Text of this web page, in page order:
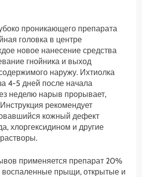
проникающего препарата
головка в центре
новое нанесение средства
гнойника и выход
наружу. Ихтиолка
4-5 дней после начала
неделю нарыв прорывает,
рекомендует
кожный дефект
хлоргексидином и другие
применяется препарат 20%
воспаленные прыщи, открытые и